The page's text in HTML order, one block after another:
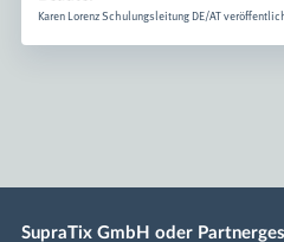
Karen Lorenz Schulungsleitung DE/AT
SupraTix GmbH oder